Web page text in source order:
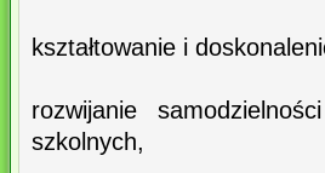
kształtowanie i
rozwijanie
szkolnych,